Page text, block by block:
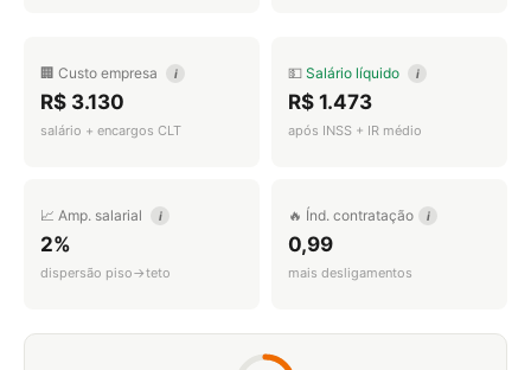
🏢 Custo empresa i
R$ 3.130
salário + encargos CLT
💵 Salário líquido i
R$ 1.473
após INSS + IR médio
📈 Amp. salarial i
2%
dispersão piso→teto
🔥 Índ. contratação i
0,99
mais desligamentos